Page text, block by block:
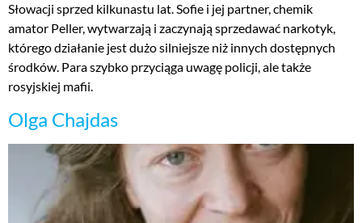
Słowacji sprzed kilkunastu lat. Sofie i jej partner, chemik
amator Peller, wytwarzają i zaczynają sprzedawać narkotyk,
którego działanie jest dużo silniejsze niż innych dostępnych
środków. Para szybko przyciąga uwagę policji, ale także
rosyjskiej mafii.
Olga Chajdas